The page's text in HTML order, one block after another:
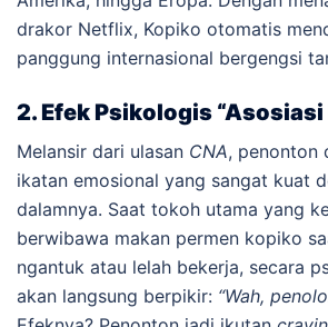
drakor Netflix, Kopiko otomatis
panggung internasional bergengsi
2. Efek Psikologis “Asosiasi
Melansir dari ulasan CNA, penonton
ikatan emosional yang sangat kuat
dalamnya. Saat tokoh utama yang
berwibawa makan permen kopiko
ngantuk atau lelah bekerja, secara
akan langsung berpikir: “Wah,